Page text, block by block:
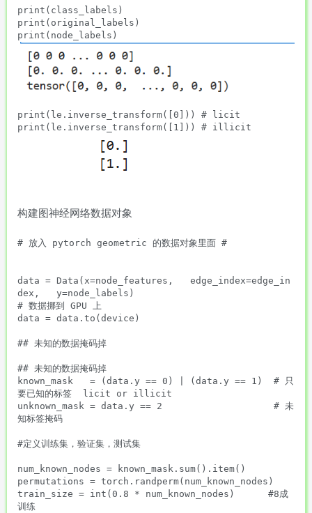
print(class_labels)
print(original_labels)
print(node_labels)
print(le.inverse_transform([0])) # licit
print(le.inverse_transform([1])) # illicit
构建图神经网络数据对象
# 放入 pytorch geometric 的数据对象里面 #
data = Data(x=node_features,   edge_index=edge_in
dex,   y=node_labels)
# 数据挪到 GPU 上
data = data.to(device)
## 未知的数据掩码掉
## 未知的数据掩码掉
known_mask   = (data.y == 0) | (data.y == 1)  # 只
要已知的标签  licit or illicit
unknown_mask = data.y == 2                    # 未
知标签掩码
#定义训练集，验证集，测试集
num_known_nodes = known_mask.sum().item()
permutations = torch.randperm(num_known_nodes)
train_size = int(0.8 * num_known_nodes)      #8成
训练